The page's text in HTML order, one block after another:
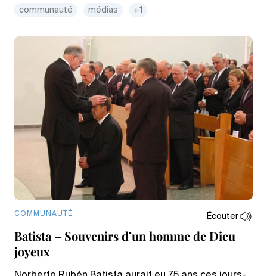
communauté médias +1
COMMUNAUTÉ Écouter
Batista – Souvenirs d’un homme de Dieu
joyeux